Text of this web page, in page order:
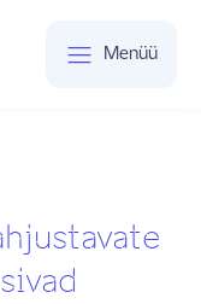
Menüü